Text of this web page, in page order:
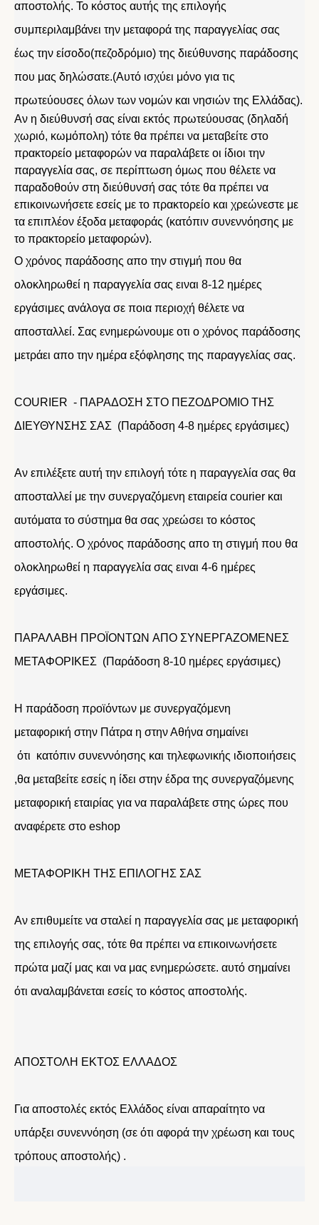
αποστολής. Το κόστος αυτής της επιλογής
συμπεριλαμβάνει την μεταφορά της παραγγελίας σας
έως την είσοδο(πεζοδρόμιο) της διεύθυνσης παράδοσης
που μας δηλώσατε.(Αυτό ισχύει μόνο για τις
πρωτεύουσες όλων των νομών και νησιών της Ελλάδας).
Αν η διεύθυνσή σας είναι εκτός πρωτεύουσας (δηλαδή
χωριό, κωμόπολη) τότε θα πρέπει να μεταβείτε στο
πρακτορείο μεταφορών να παραλάβετε οι ίδιοι την
παραγγελία σας, σε περίπτωση όμως που θέλετε να
παραδοθούν στη διεύθυνσή σας τότε θα πρέπει να
επικοινωνήσετε εσείς με το πρακτορείο και χρεώνεστε με
τα επιπλέον έξοδα μεταφοράς (κατόπιν συνεννόησης με
το πρακτορείο μεταφορών).
Ο χρόνος παράδοσης απο την στιγμή που θα
ολοκληρωθεί η παραγγελία σας ειναι 8-12 ημέρες
εργάσιμες ανάλογα σε ποια περιοχή θέλετε να
αποσταλλεί. Σας ενημερώνουμε οτι ο χρόνος παράδοσης
μετράει απο την ημέρα εξόφλησης της παραγγελίας σας.
COURIER - ΠΑΡΑΔΟΣΗ ΣΤΟ ΠΕΖΟΔΡΟΜΙΟ ΤΗΣ
ΔΙΕΥΘΥΝΣΗΣ ΣΑΣ (Παράδοση 4-8 ημέρες εργάσιμες)
Αν επιλέξετε αυτή την επιλογή τότε η παραγγελία σας θα
αποσταλλεί με την συνεργαζόμενη εταιρεία courier και
αυτόματα το σύστημα θα σας χρεώσει το κόστος
αποστολής. Ο χρόνος παράδοσης απο τη στιγμή που θα
ολοκληρωθεί η παραγγελία σας ειναι 4-6 ημέρες
εργάσιμες.
ΠΑΡΑΛΑΒΗ ΠΡΟΪΟΝΤΩΝ ΑΠΟ ΣΥΝΕΡΓΑΖΟΜΕΝΕΣ
ΜΕΤΑΦΟΡΙΚΕΣ (Παράδοση 8-10 ημέρες εργάσιμες)
Η παράδοση προϊόντων με συνεργαζόμενη
μεταφορική στην Πάτρα η στην Αθήνα σημαίνει
ότι κατόπιν συνεννόησης και τηλεφωνικής ιδιοποιήσεις
,θα μεταβείτε εσείς η ίδει στην έδρα της συνεργαζόμενης
μεταφορική εταιρίας για να παραλάβετε στης ώρες που
αναφέρετε στο eshop
ΜΕΤΑΦΟΡΙΚΗ ΤΗΣ ΕΠΙΛΟΓΗΣ ΣΑΣ
Αν επιθυμείτε να σταλεί η παραγγελία σας με μεταφορική
της επιλογής σας, τότε θα πρέπει να επικοινωνήσετε
πρώτα μαζί μας και να μας ενημερώσετε. αυτό σημαίνει
ότι αναλαμβάνεται εσείς το κόστος αποστολής.
ΑΠΟΣΤΟΛΗ ΕΚΤΟΣ ΕΛΛΑΔΟΣ
Για αποστολές εκτός Ελλάδος είναι απαραίτητο να
υπάρξει συνεννόηση (σε ότι αφορά την χρέωση και τους
τρόπους αποστολής) .